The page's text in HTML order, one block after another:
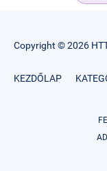
Copyright © 2026
KEZDŐLAP